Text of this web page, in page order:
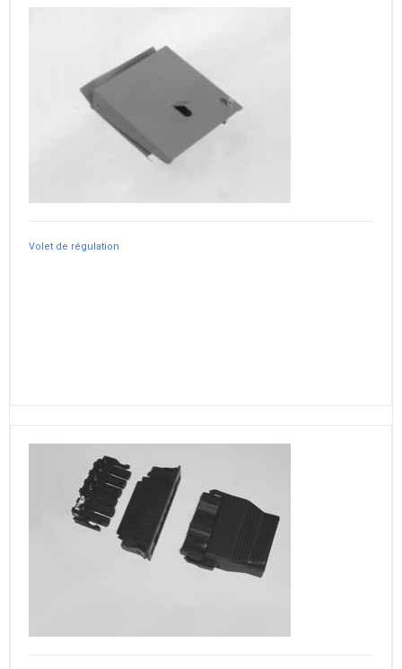
Volet de régulation